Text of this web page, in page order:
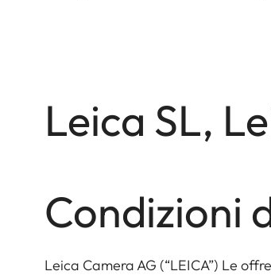
Leica SL,
Condizioni
Leica Camera AG (“LEICA”) Le